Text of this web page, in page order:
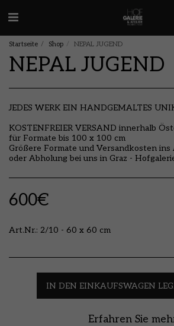
Startseite Shop NEPAL JUGEND
NEPAL JUGEND
JEDES WERK EIN HANDGEMALTES
KOSTENFREIER VERSAND innerhalb
für Formate bis 100 x 100 cm
Größere Formate und Versandkosten
oder Abholung bei uns in Graz -
600€
Art.Nr.: 2/10 - 60 x 60 cm
IN DEN EINKAUFSWAGEN
Erfahren Sie